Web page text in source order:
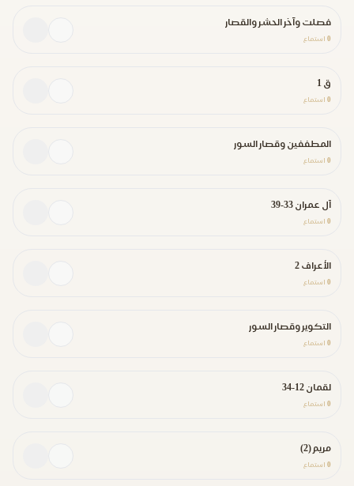
فصلت وآخر الحشر والقصار
0 استماع
ق 1
0 استماع
المطففين وقصار السور
0 استماع
آل عمران 33-39
0 استماع
الأعراف 2
0 استماع
التكوير وقصار السور
0 استماع
لقمان 12-34
0 استماع
مريم (2)
0 استماع